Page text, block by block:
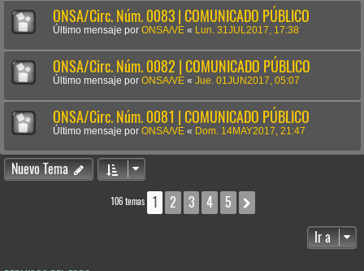
ONSA/Circ. Núm. 0083 | COMUNICADO PÚBLICO
Último mensaje por ONSA/VE « Lun. 31JUL2017, 17:38
ONSA/Circ. Núm. 0082 | COMUNICADO PÚBLICO
Último mensaje por ONSA/VE « Jue. 01JUN2017, 05:07
ONSA/Circ. Núm. 0081 | COMUNICADO PÚBLICO
Último mensaje por ONSA/VE « Dom. 14MAY2017, 21:47
Nuevo Tema
106 temas 1 2 3 4 5
Ir a